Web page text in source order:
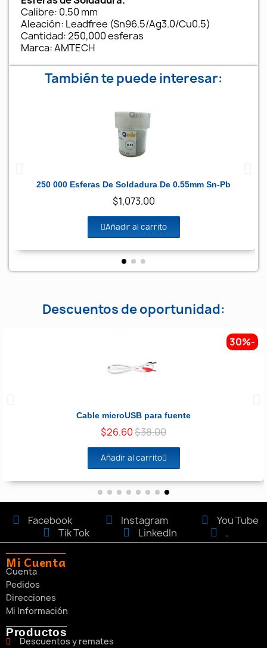
Calibre: 0.50 mm
Aleación: Leadfree (Sn96.5/Ag3.0/Cu0.5)
Cantidad: 250,000 esferas
Marca: AMTECH
También te puede interesar:
Vista rápida
250 000 Esferas De Soldadura De 0.55mm Sn-Pb
$1,073.00
Añadir al carrito
Descuentos de oportunidad:
Vista rápida
-30%
Cable microUSB para fuente
$38.00
$26.60
Añadir al carrito
Facebook Instagram
You Tube
Tik Tok
LinkedIn .
Mi Cuenta
Cuenta
Pedidos
Direcciones
Mi Información
Productos
Descuentos y remates